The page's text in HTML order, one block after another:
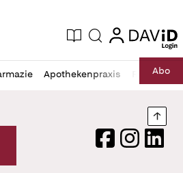
Zeitung
Aktuelle Ausgabe
Suche login
login
Apothekenpraxis RechtAbo
Logo
FacebookInstagram